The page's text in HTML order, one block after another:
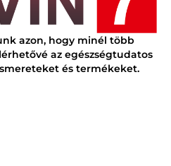
azon, hogy minél több
az egészségtudatos
és termékeket.